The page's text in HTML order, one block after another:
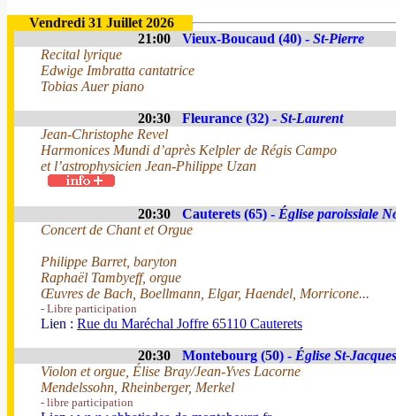
Vendredi 31 Juillet 2026
21:00
Vieux-Boucaud (40) - St-Pierre
Recital lyrique
Edwige Imbratta cantatrice
Tobias Auer piano
20:30 Fleurance (32) - St-Laurent
Jean-Christophe Revel
Harmonices Mundi d’après Kelpler de Régis Campo
et l’astrophysicien Jean-Philippe Uzan
20:30 Cauterets (65) - Église paroissiale
Concert de Chant et Orgue
Philippe Barret, baryton
Raphaël Tambyeff, orgue
Œuvres de Bach, Boellmann, Elgar, Haendel, Morricone...
- Libre participation
Lien : Rue du Maréchal Joffre 65110 Cauterets
20:30 Montebourg (50) - Église St-Jacques
Violon et orgue, Élise Bray/Jean-Yves Lacorne
Mendelssohn, Rheinberger, Merkel
- libre participation